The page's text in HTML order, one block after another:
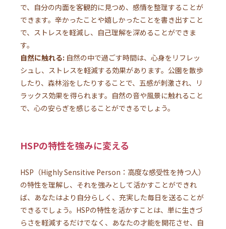
で、自分の内面を客観的に見つめ、感情を整理することが
できます。辛かったことや嬉しかったことを書き出すこと
で、ストレスを軽減し、自己理解を深めることができま
す。
自然に触れる: 自然の中で過ごす時間は、心身をリフレッ
シュし、ストレスを軽減する効果があります。公園を散歩
したり、森林浴をしたりすることで、五感が刺激され、リ
ラックス効果を得られます。自然の音や風景に触れること
で、心の安らぎを感じることができるでしょう。
HSPの特性を強みに変える
HSP（Highly Sensitive Person：高度な感受性を持つ人）
の特性を理解し、それを強みとして活かすことができれ
ば、あなたはより自分らしく、充実した毎日を送ることが
できるでしょう。HSPの特性を活かすことは、単に生きづ
らさを軽減するだけでなく、あなたの才能を開花させ、自